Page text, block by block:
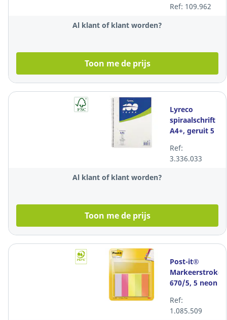
vellen
Ref: 109.962
Al klant of klant worden?
Toon me de prijs
Lyreco
spiraalschrift
A4+, geruit 5
vellen
Ref:
3.336.033
Al klant of klant worden?
Toon me de prijs
Post-it®
Markeerstroken
670/5, 5 neon
50 mm, per
set
Ref:
1.085.509